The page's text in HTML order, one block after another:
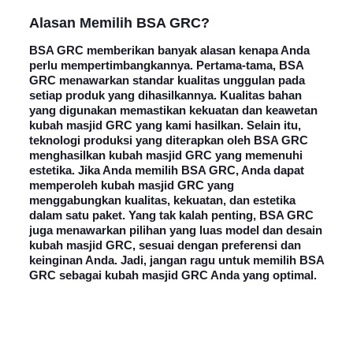
Alasan Memilih BSA GRC?
BSA GRC memberikan banyak alasan kenapa Anda
perlu mempertimbangkannya. Pertama-tama, BSA
GRC menawarkan standar kualitas unggulan pada
setiap produk yang dihasilkannya. Kualitas bahan
yang digunakan memastikan kekuatan dan keawetan
kubah masjid GRC yang kami hasilkan. Selain itu,
teknologi produksi yang diterapkan oleh BSA GRC
menghasilkan kubah masjid GRC yang memenuhi
estetika. Jika Anda memilih BSA GRC, Anda dapat
memperoleh kubah masjid GRC yang
menggabungkan kualitas, kekuatan, dan estetika
dalam satu paket. Yang tak kalah penting, BSA GRC
juga menawarkan pilihan yang luas model dan desain
kubah masjid GRC, sesuai dengan preferensi dan
keinginan Anda. Jadi, jangan ragu untuk memilih BSA
GRC sebagai kubah masjid GRC Anda yang optimal.